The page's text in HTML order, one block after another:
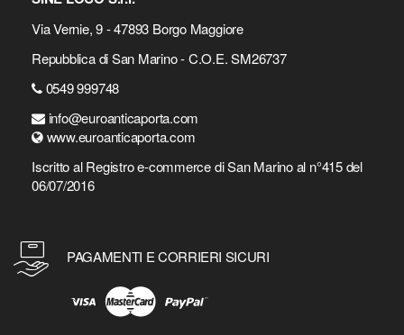
Via Vernie, 9 - 47893 Borgo Maggiore
Repubblica di San Marino - C.O.E. SM26737
0549 999748
info@euroanticaporta.com
www.euroanticaporta.com
Iscritto al Registro e-commerce di San Marino al n°415 del
06/07/2016
PAGAMENTI E CORRIERI SICURI